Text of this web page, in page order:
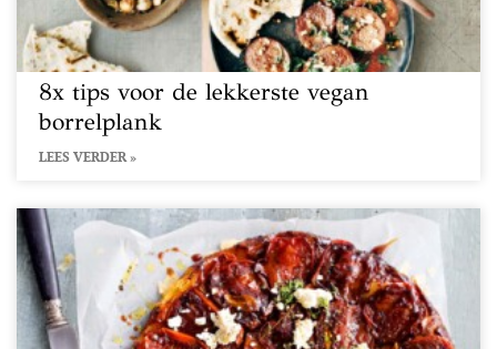
8x tips voor de lekkerste vegan
borrelplank
LEES VERDER »